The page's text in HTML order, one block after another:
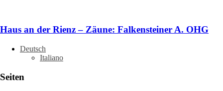
Haus an der Rienz – Zäune: Falkensteiner A. OHG
Deutsch
Italiano
Seiten